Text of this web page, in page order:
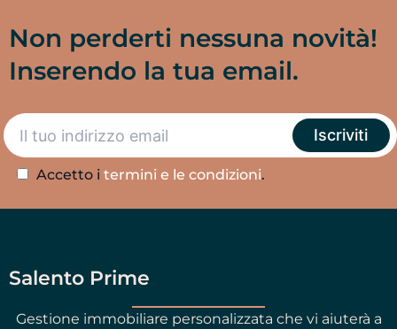
Non perderti nessuna novità!
Inserendo la tua email.
Accetto itermini e le condizioni.
Salento Prime
Gestione immobiliare personalizzata che vi aiuterà a